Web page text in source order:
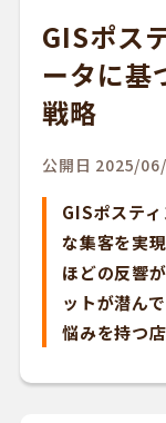
GISポス
ータに基
戦略
公開日 2025/
GISポステ
な集客を実
ほどの反響
ットが潜ん
悩みを持つ